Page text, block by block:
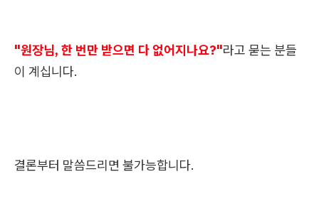
"원장님, 한 번만 받으면 다 없어지나요?"라고 묻는 분들
이 계십니다.
결론부터 말씀드리면 불가능합니다.